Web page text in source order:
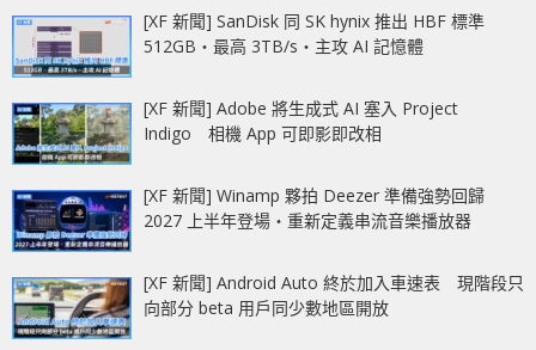
[XF 新聞] SanDisk 同 SK hynix 推出 HBF 標準
512GB‧最高 3TB/s‧主攻 AI 記憶體
[XF 新聞] Adobe 將生成式 AI 塞入 Project
Indigo 相機 App 可即影即改相
[XF 新聞] Winamp 夥拍 Deezer 準備強勢回歸
2027 上半年登場‧重新定義串流音樂播放器
[XF 新聞] Android Auto 終於加入車速表 現階段只
向部分 beta 用戶同少數地區開放